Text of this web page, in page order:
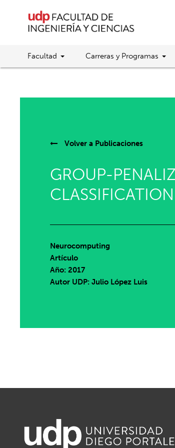
Facultad Carreras y Programas
Volver a Publicaciones
GROUP-
Neurocomputing
Artículo
Año: 2017
Autor UDP:Julio López Luis